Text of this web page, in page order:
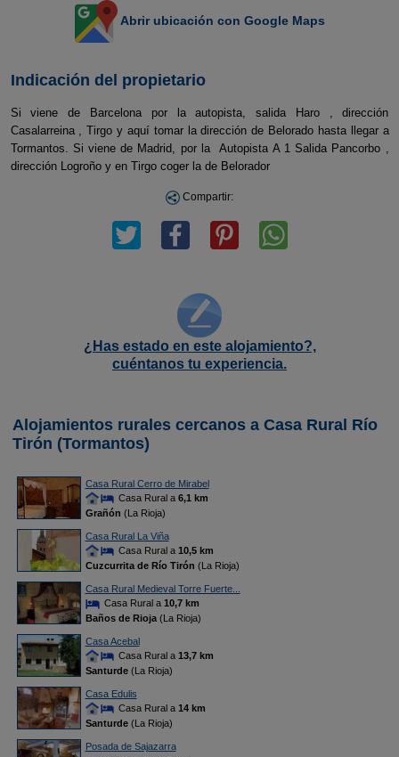
Abrir ubicación con Google Maps
Indicación del propietario
Si viene de Barcelona por la autopista, salida Haro , dirección
Casalarreina , Tirgo y aquí tomar la dirección de Belorado hasta llegar a
Tormantos. Si viene de Madrid, por la Autopista A 1 Salida Pancorbo ,
dirección Logroño y en Tirgo coger la de Belorador
Compartir:
¿Has estado en este alojamiento?,
cuéntanos tu experiencia.
Alojamientos rurales cercanos a Casa Rural Río
Tirón (Tormantos)
Casa Rural Cerro de Mirabel
Casa Rural a 6,1 km
Grañón (La Rioja)
Casa Rural La Viña
Casa Rural a 10,5 km
Cuzcurrita de Río Tirón (La Rioja)
Casa Rural Medieval Torre Fuerte...
Casa Rural a 10,7 km
Baños de Rioja(La Rioja)
Casa Acebal
Casa Rural a 13,7 km
Santurde(La Rioja)
Casa Edulis
Casa Rural a 14 km
Santurde(La Rioja)
Posada de Sajazarra